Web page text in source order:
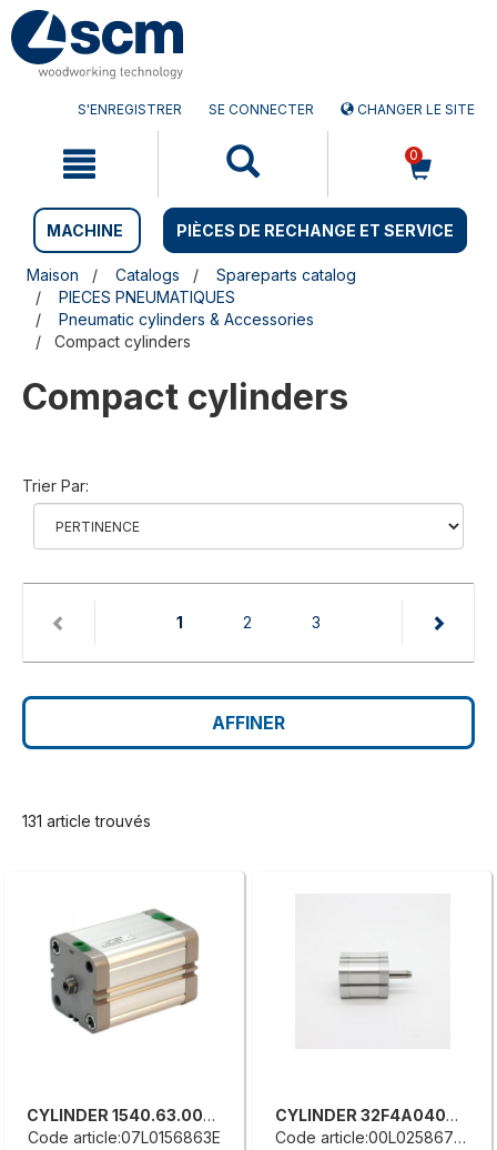
Aller
au
contenu
Menu
sauter
S'ENREGISTRER SE CONNECTER CHANGER LE SITE
0
MACHINE PIÈCES DE RECHANGE ET SERVICE
Maison Catalogs
Spareparts catalog
PIECES PNEUMATIQUES
Pneumatic cylinders & Accessories
Compact cylinders
Compact cylinders
Trier Par:
1(current)
2 3
AFFINER
131 article trouvés
CYLINDER 1540.63.0070.01.1
Code article:07L0156863E
CYLINDER 32F4A040A030VS01
Code article:00L0258672G